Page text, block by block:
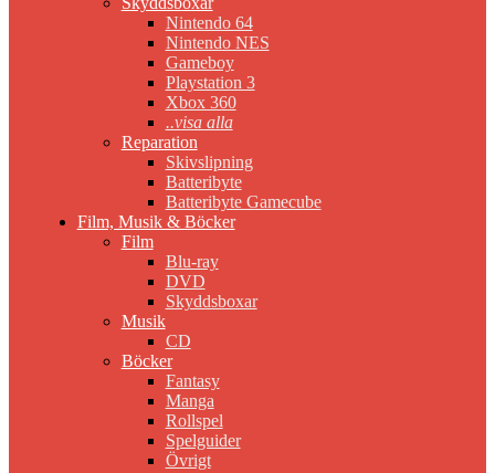
Nintendo 64
Nintendo NES
Gameboy
Playstation 3
Xbox 360
..visa alla
Reparation
Skivslipning
Batteribyte
Batteribyte Gamecube
Film, Musik & Böcker
Film
Blu-ray
DVD
Skyddsboxar
Musik
CD
Böcker
Fantasy
Manga
Rollspel
Spelguider
Övrigt